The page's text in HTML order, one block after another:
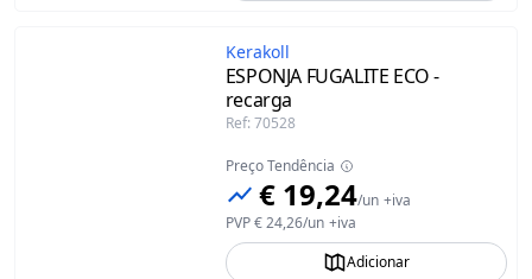
Kerakoll
ESPONJA FUGALITE ECO -
recarga
Ref: 70528
Preço Tendência
€ 19,24/un +iva
PVP€ 24,26/un +iva
Adicionar